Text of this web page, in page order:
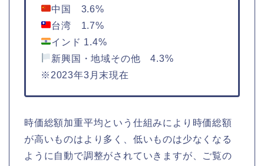
中国 3.6%
台湾 1.7%
インド 1.4%
新興国・地域その他 4.3%
※2023年3月末現在
時価総額加重平均という仕組みにより時価総額
が高いものはより多く、低いものは少なくなる
ように自動で調整がされていきますが、ご覧の